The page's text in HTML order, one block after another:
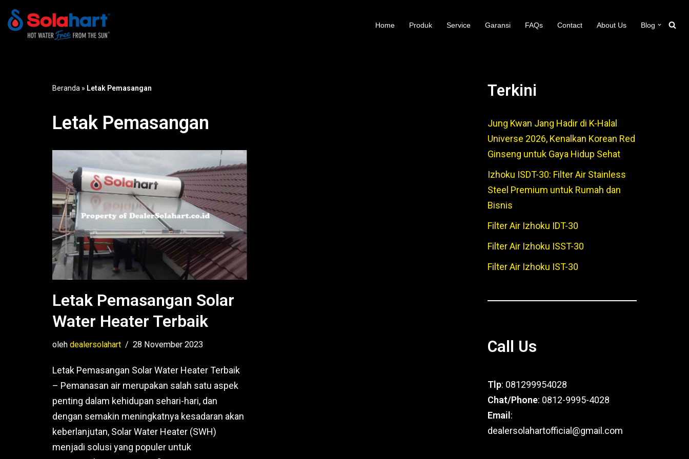
Lompat
Home Produk Service Garansi FAQs Contact About Us Blog
Beranda » Letak Pemasangan
Letak Pemasangan
Letak Pemasangan Solar
Water Heater Terbaik
oleh dealersolahart 28 November 2023
Letak Pemasangan Solar Water Heater Terbaik
– Pemanasan air merupakan salah satu aspek
penting dalam kehidupan sehari-hari, dan
dengan semakin meningkatnya kesadaran akan
keberlanjutan, Solar Water Heater (SWH)
menjadi solusi yang populer untuk
Terkini
Jung Kwan Jang Hadir di K-Halal
Universe 2026, Kenalkan Korean Red
Ginseng untuk Gaya Hidup Sehat
Izhoku ISDT-30: Filter Air Stainless
Steel Premium untuk Rumah dan
Bisnis
Filter Air Izhoku IDT-30
Filter Air Izhoku ISST-30
Filter Air Izhoku IST-30
Call Us
Tlp: 081299954028
Chat/Phone: 0812-9995-4028
Email :
dealersolahartofficial@gmail.com